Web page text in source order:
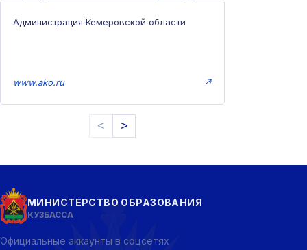
Администрация Кемеровской области
www.ako.ru ↗
< >
МИНИСТЕРСТВО ОБРАЗОВАНИЯ
КУЗБАССА
Официальные аккаунты в соцсетях